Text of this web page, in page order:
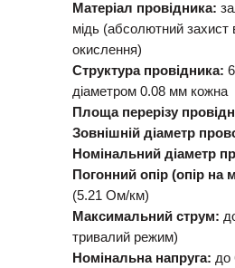
Матеріал провідника:
мідь (абсолютний захист
окислення)
Структура провідника:
діаметром 0.08 мм кожна
Площа перерізу
Зовнішній діаметр
Номінальний діаметр
Погонний опір (опір на
(5.21 Ом/км)
Максимальний струм:
тривалий режим)
Номінальна напруга: до